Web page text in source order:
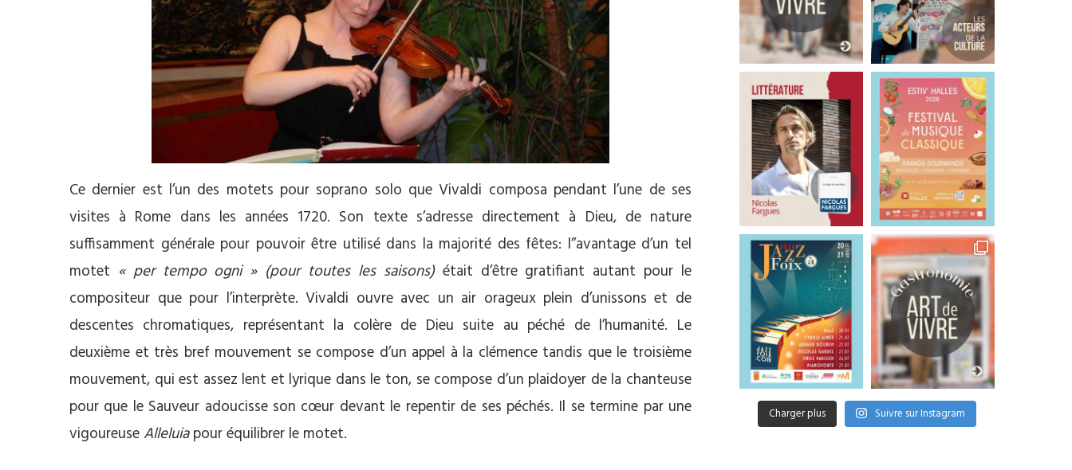
Ce dernier est l’un des motets pour soprano solo que Vivaldi composa pendant l’une de ses
visites à Rome dans les années 1720. Son texte s’adresse directement à Dieu, de nature
suffisamment générale pour pouvoir être utilisé dans la majorité des fêtes: l’’avantage d’un tel
motet « per tempo ogni » (pour toutes les saisons)était d’être gratifiant autant pour le
compositeur que pour l’interprète. Vivaldi ouvre avec un air orageux plein d’unissons et de
descentes chromatiques, représentant la colère de Dieu suite au péché de l’humanité. Le
deuxième et très bref mouvement se compose d’un appel à la clémence tandis que le troisième
mouvement, qui est assez lent et lyrique dans le ton, se compose d’un plaidoyer de la chanteuse
pour que le Sauveur adoucisse son cœur devant le repentir de ses péchés. Il se termine par une
vigoureuse Alleluiapour équilibrer le motet.
Charger plus Suivre sur Instagram